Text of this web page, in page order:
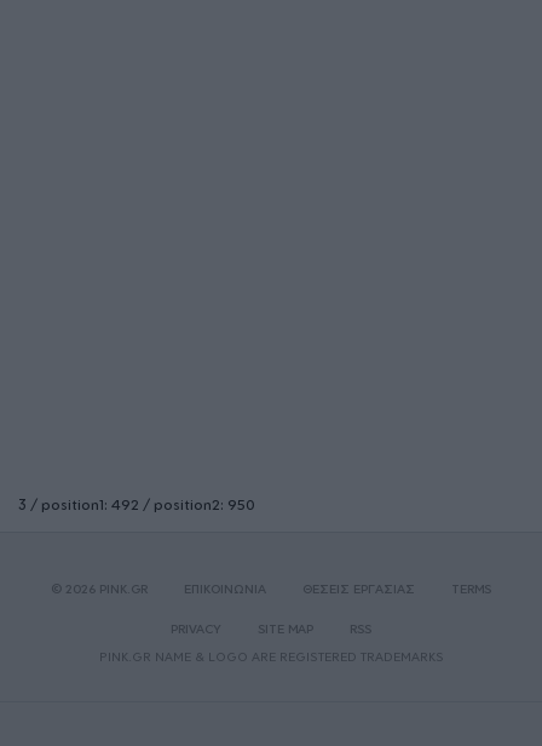
3 / position1: 492 / position2: 950
© 2026 PINK.GR ΕΠΙΚΟΙΝΩΝΙΑ ΘΕΣΕΙΣ ΕΡΓΑΣΙΑΣ TERMS
PRIVACY SITE MAP
RSS
PINK.GR NAME & LOGO ARE REGISTERED TRADEMARKS